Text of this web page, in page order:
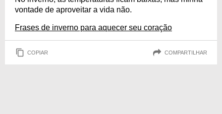
vontade de aproveitar a vida não.
Frases de inverno para aquecer seu coração
COPIAR COMPARTILHAR